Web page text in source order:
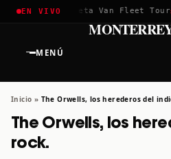
EN VIVO
2026 ✱Greta Van Fleet Tour✱
MENÚ
Inicio » The Orwells, los herederos del
The Orwells, los
rock.